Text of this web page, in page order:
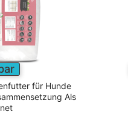
für Hunde
Als